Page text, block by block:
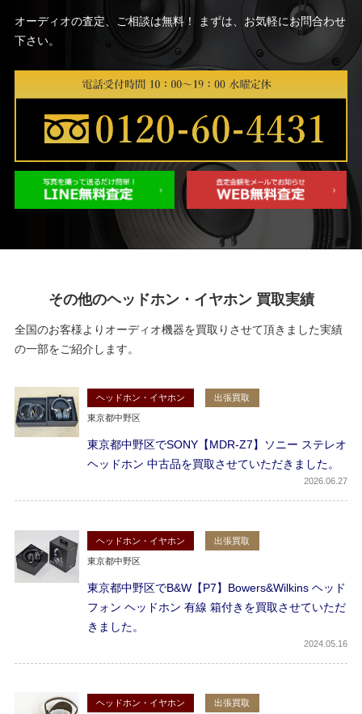
オーディオの査定、ご相談は無料！ まずは、お気軽にお問合わせ
下さい。
その他のヘッドホン・イヤホン 買取実績
全国のお客様よりオーディオ機器を買取りさせて頂きました実績
の一部をご紹介します。
ヘッドホン・イヤホン 出張買取
東京都中野区
東京都中野区でSONY【MDR-Z7】ソニー ステレオ
ヘッドホン 中古品を買取させていただきました。
2026 06.27
ヘッドホン・イヤホン 出張買取
東京都中野区
東京都中野区でB&W【P7】Bowers&Wilkins ヘッド
フォン ヘッドホン 有線 箱付きを買取させていただ
きました。
2024 05.16
ヘッドホン・イヤホン 出張買取